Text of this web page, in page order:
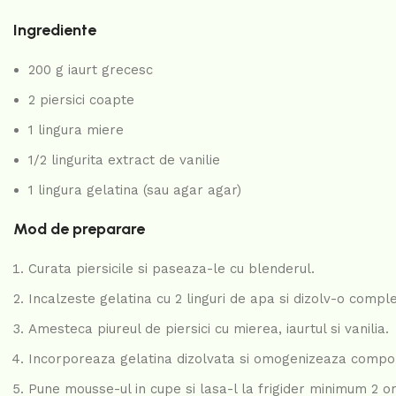
Ingrediente
200 g iaurt grecesc
2 piersici coapte
1 lingura miere
1/2 lingurita extract de vanilie
1 lingura gelatina (sau agar agar)
Mod de preparare
Curata piersicile si paseaza-le cu blenderul.
Incalzeste gelatina cu 2 linguri de apa si dizolv-o
Amesteca piureul de piersici cu mierea, iaurtul si vanilia.
Incorporeaza gelatina dizolvata si omogenizeaza
Pune mousse-ul in cupe si lasa-l la frigider minimum 2